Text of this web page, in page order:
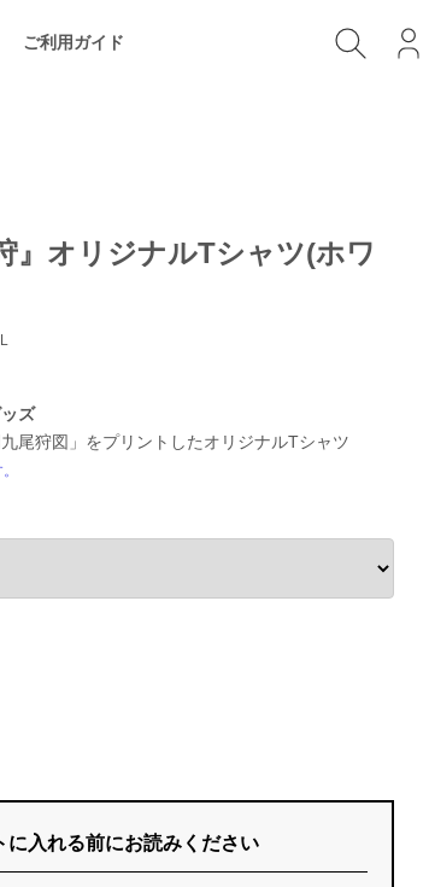
ご利用ガイド
』オリジナルTシャツ(ホワ
ズ
尾狩図」をプリントしたオリジナルTシャツ
に入れる前にお読みください